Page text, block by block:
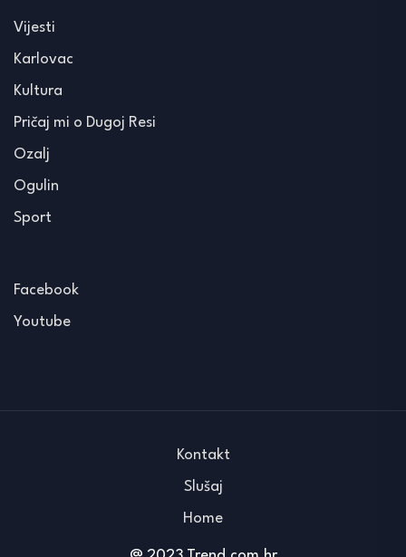
Vijesti
Karlovac
Kultura
Pričaj mi o Dugoj Resi
Ozalj
Ogulin
Sport
Facebook
Youtube
Kontakt
Slušaj
Home